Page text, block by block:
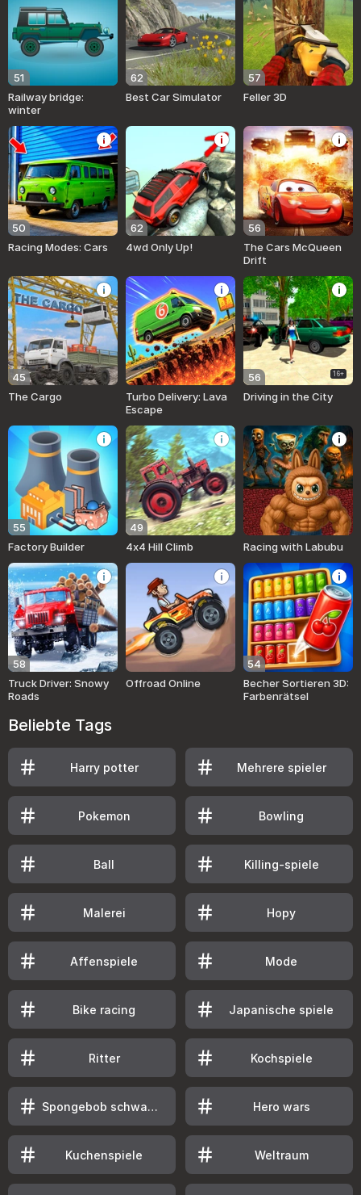
51
Railway bridge:
winter
62
Best Car Simulator
57
Feller 3D
50
Racing Modes: Cars
62
4wd Only Up!
56
The Cars McQueen
Drift
45
The Cargo
Turbo Delivery: Lava
Escape
56 16+
Driving in the City
55
Factory Builder
49
4x4 Hill Climb
Racing with Labubu
58
Truck Driver: Snowy
Roads
Offroad Online
54
Becher Sortieren 3D:
Farbenrätsel
Beliebte Tags
Harry potter Mehrere spieler
Pokemon Bowling
Ball Killing-spiele
Malerei Hopy
Affenspiele Mode
Bike racing Japanische spiele
Ritter Kochspiele
Spongebob schwammkopf Hero wars
Kuchenspiele Weltraum